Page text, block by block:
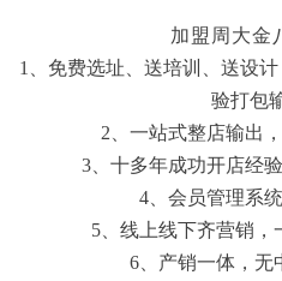
加盟周大金
1、 免费选址、送培训、送设计
验打包
2、 一站式整店输出
3、 十多年成功开店经
4、 会员管理系
5、 线上线下齐营销，
6、 产销一体，无